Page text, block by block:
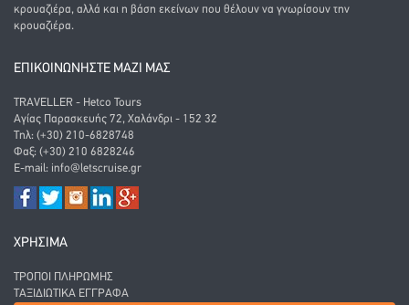
κρουαζιέρα, αλλά και η βάση εκείνων που θέλουν να γνωρίσουν την
κρουαζιέρα.
ΕΠΙΚΟΙΝΩΝΗΣΤΕ ΜΑΖΙ ΜΑΣ
TRAVELLER - Hetco Tours
Αγίας Παρασκευής 72, Χαλάνδρι - 152 32
Τηλ: (+30) 210-6828748
Φαξ: (+30) 210 6828246
E-mail: info@letscruise.gr
ΧΡΗΣΙΜΑ
ΤΡΌΠΟΙ ΠΛΗΡΩΜΉΣ
ΤΑΞΙΔΙΩΤΙΚΆ ΈΓΓΡΑΦΑ